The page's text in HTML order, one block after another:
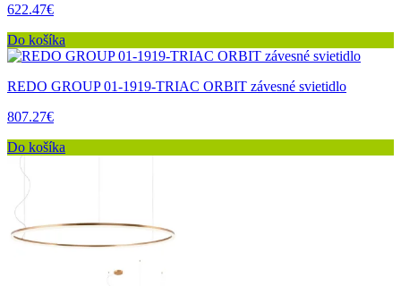
622.47€
Do košíka
REDO GROUP 01-1919-TRIAC ORBIT závesné svietidlo
807.27€
Do košíka